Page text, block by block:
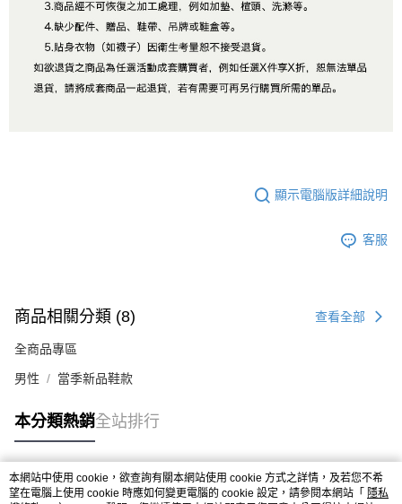
顯示電腦版詳細說明
客服
商品相關分類 (8) 查看全部
全商品專區
男性 當季新品鞋款
本分類熱銷全站排行
熱門標籤
本網站中使用 cookie，欲查詢有關本網站使用 cookie 方式之詳情，及若您不希
望在電腦上使用 cookie 時應如何變更電腦的 cookie 設定，請參閱本網站「 隱私